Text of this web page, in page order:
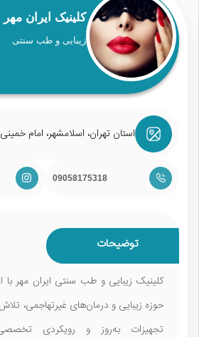
کلینیک ایران مهر
زیبایی و طب سنتی
استان تهران، اسلامشهر، امام خمینی
09058175318
توضیحات
کلینیک زیبایی و طب سنتی ایران مهر با
حوزه زیبایی و درمان‌های غیرتهاجمی،
تجهیزات به‌روز و رویکردی